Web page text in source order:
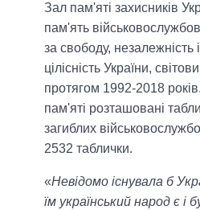
Зал пам'яті захисників
пам'ять
за свободу, незалежність
цілісність України,
протягом 1992-2018
пам'яті розташовані
загиблих
2532 таблички.
«Невідомо існувала б
їм український народ є і